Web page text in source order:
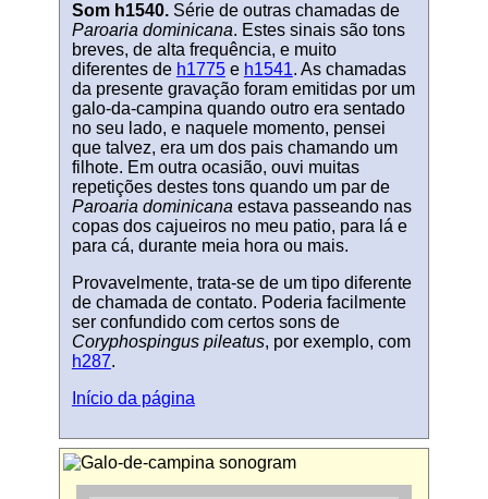
Som h1540.Série de outras chamadas de
Paroaria dominicana. Estes sinais são tons
breves, de alta frequência, e muito
diferentes de h1775e h1541. As chamadas
da presente gravação foram emitidas por um
galo-da-campina quando outro era sentado
no seu lado, e naquele momento, pensei
que talvez, era um dos pais chamando um
filhote. Em outra ocasião, ouvi muitas
repetições destes tons quando um par de
Paroaria dominicana estava passeando nas
copas dos cajueiros no meu patio, para lá e
para cá, durante meia hora ou mais.
Provavelmente, trata-se de um tipo diferente
de chamada de contato. Poderia facilmente
ser confundido com certos sons de
Coryphospingus pileatus, por exemplo, com
h287.
Início da página